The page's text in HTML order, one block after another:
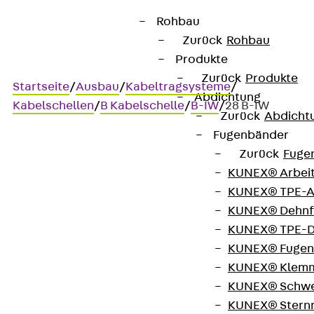
Rohbau
Zurück Rohbau
Produkte
Zurück Produkte
Abdichtung
Zurück
Fugenbänder
Zurück
KUNEX®
KUNEX®
KUNEX®
KUNEX®
KUNEX®
KUNEX®
KUNEX®
KUNEX®
Startseite/Ausbau/Kabeltragsysteme/
Kabelschellen/B Kabelschelle/B-IW/28 B-IW
zusätzlicher Isolierwanne
zur Befestigung an C-